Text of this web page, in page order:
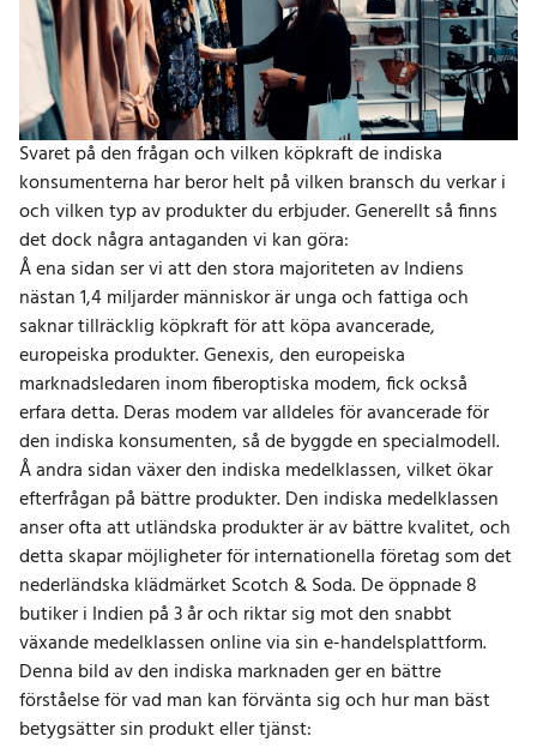
Svaret på den frågan och vilken köpkraft de indiska
konsumenterna har beror helt på vilken bransch du verkar i
och vilken typ av produkter du erbjuder. Generellt så finns
det dock några antaganden vi kan göra:
Å ena sidan ser vi att den stora majoriteten av Indiens
nästan 1,4 miljarder människor är unga och fattiga och
saknar tillräcklig köpkraft för att köpa avancerade,
europeiska produkter. Genexis, den europeiska
marknadsledaren inom fiberoptiska modem, fick också
erfara detta. Deras modem var alldeles för avancerade för
den indiska konsumenten, så de byggde en specialmodell.
Å andra sidan växer den indiska medelklassen, vilket ökar
efterfrågan på bättre produkter. Den indiska medelklassen
anser ofta att utländska produkter är av bättre kvalitet, och
detta skapar möjligheter för internationella företag som det
nederländska klädmärket Scotch & Soda. De öppnade 8
butiker i Indien på 3 år och riktar sig mot den snabbt
växande medelklassen online via sin e-handelsplattform.
Denna bild av den indiska marknaden ger en bättre
förståelse för vad man kan förvänta sig och hur man bäst
betygsätter sin produkt eller tjänst: